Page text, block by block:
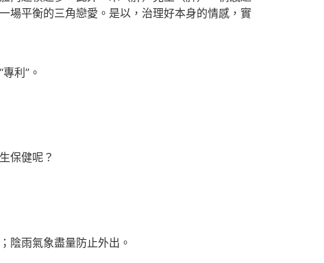
場平衡的三角戀愛。是以，治理好本身的情感，實
利”。
保健呢？
雨氣象盡量防止外出。